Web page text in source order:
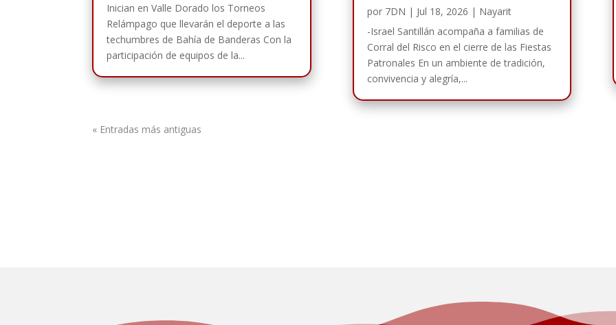
Inician en Valle Dorado los Torneos
Relámpago que llevarán el deporte a las
techumbres de Bahía de Banderas Con la
participación de equipos de la...
por 7DN | Jul 18, 2026 | Nayarit
-Israel Santillán acompaña a familias de
Corral del Risco en el cierre de las Fiestas
Patronales En un ambiente de tradición,
convivencia y alegría,...
« Entradas más antiguas